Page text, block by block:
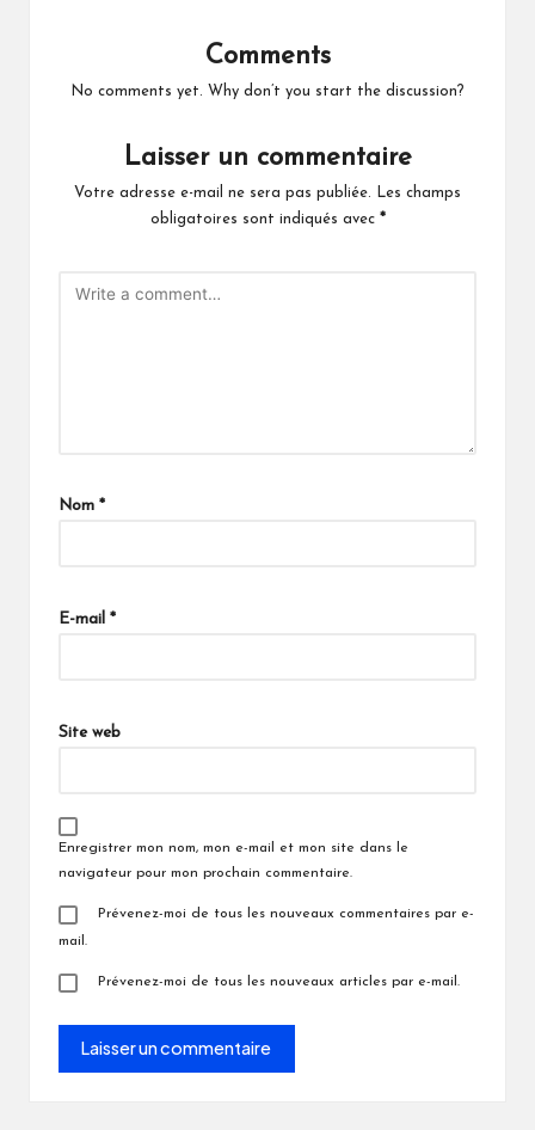
Comments
No comments yet. Why don’t you start the discussion?
Laisser un commentaire
Votre adresse e-mail ne sera pas publiée.
Les champs
obligatoires sont indiqués avec *
Nom *
E-mail *
Site web
Enregistrer mon nom, mon e-mail et mon site dans le
navigateur pour mon prochain commentaire.
Prévenez-moi de tous les nouveaux commentaires par e-
mail.
Prévenez-moi de tous les nouveaux articles par e-mail.